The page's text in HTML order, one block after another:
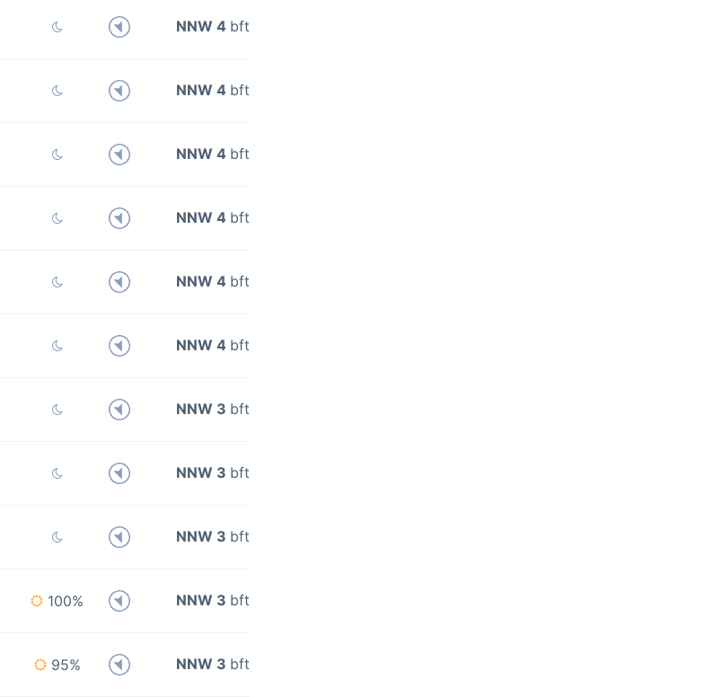
NNW 4 bft
NNW 4 bft
NNW 4 bft
NNW 4 bft
NNW 4 bft
NNW 4 bft
NNW 3 bft
NNW 3 bft
NNW 3 bft
100% NNW 3 bft
95% NNW 3 bft